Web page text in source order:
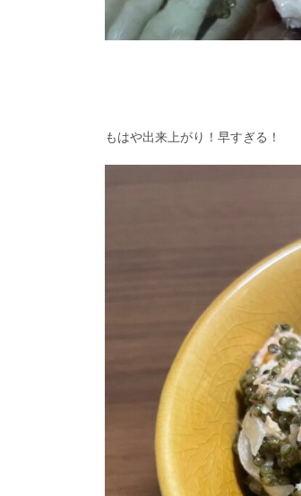
もはや出来上がり！早すぎる！